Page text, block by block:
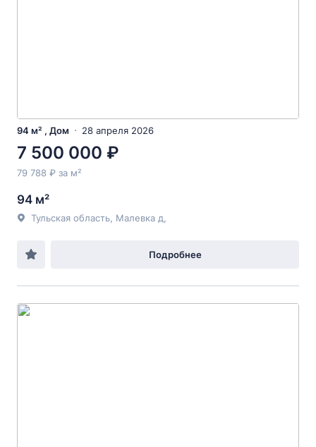
94 м² , Дом 28 апреля 2026
7 500 000 ₽
79 788 ₽ за м²
94 м²
Тульская область, Малевка д,
Подробнее